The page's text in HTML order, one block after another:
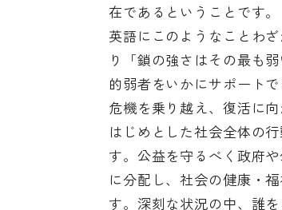
在であるということです。
英語にこのようなことわ
り「鎖の強さはその最も
的弱者をいかにサポート
危機を乗り越え、復活に
はじめとした社会全体の
す。公益を守るべく政府
に分配し、社会の健康・
す。深刻な状況の中、誰